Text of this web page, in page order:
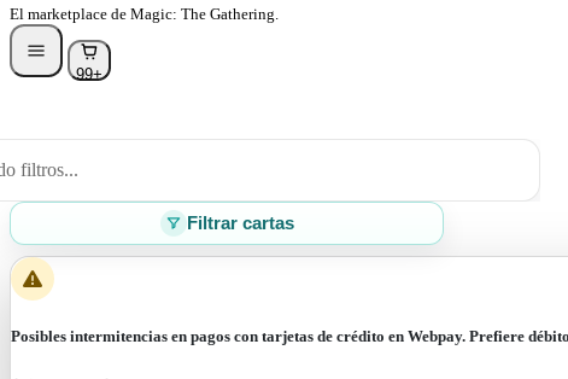
El marketplace de Magic: The Gathering.
99+
filtros...
Filtrar cartas
Posibles intermitencias en pagos con tarjetas de crédito en Webpay. Prefiere